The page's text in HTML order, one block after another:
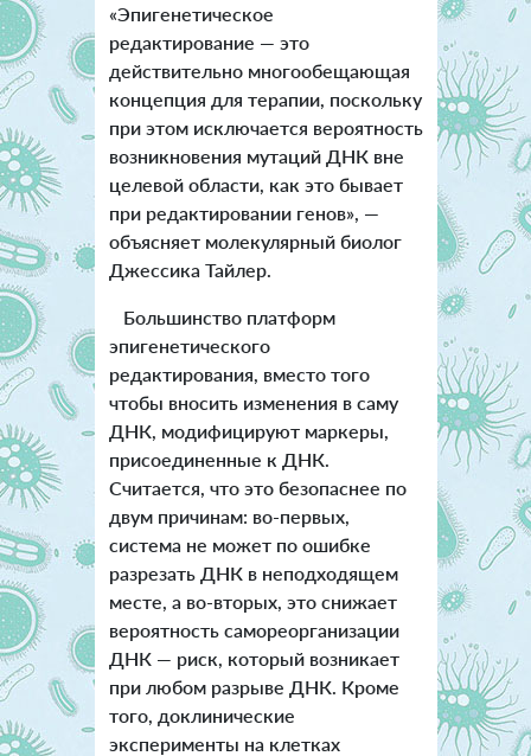
«Эпигенетическое
редактирование — это
действительно многообещающая
концепция для терапии, поскольку
при этом исключается вероятность
возникновения мутаций ДНК вне
целевой области, как это бывает
при редактировании генов», —
объясняет молекулярный биолог
Джессика Тайлер.
Большинство платформ
эпигенетического
редактирования, вместо того
чтобы вносить изменения в саму
ДНК, модифицируют маркеры,
присоединенные к ДНК.
Считается, что это безопаснее по
двум причинам: во-первых,
система не может по ошибке
разрезать ДНК в неподходящем
месте, а во-вторых, это снижает
вероятность самореорганизации
ДНК — риск, который возникает
при любом разрыве ДНК. Кроме
того, доклинические
эксперименты на клетках